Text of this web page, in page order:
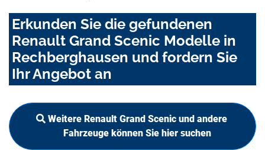
Erkunden Sie die gefundenen
Renault Grand Scenic Modelle in
Rechberghausen und fordern Sie
Ihr Angebot an
Weitere Renault Grand Scenic und andere
Fahrzeuge können Sie hier suchen